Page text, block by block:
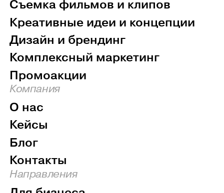
Съемка фильмов и клипов
Креативные идеи и концепции
Дизайн и брендинг
Комплексный маркетинг
Промоакции
Компания
О нас
Кейсы
Блог
Контакты
Направления